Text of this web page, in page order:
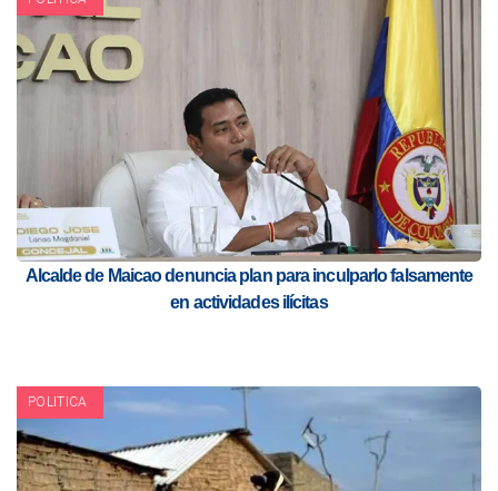
Alcalde de Maicao denuncia plan para inculparlo falsamente
en actividades ilícitas
POLITICA